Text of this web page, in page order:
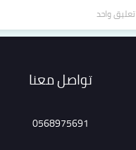
تعليق واحد
تواصل معنا
0568975691